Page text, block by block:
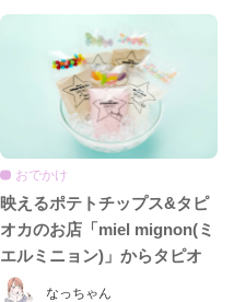
なっちゃん
おでかけ
映えるポテトチップス&タピ
オカのお店「miel mignon(ミ
エルミニョン)」からタピオ
カ新メニューが登場♡